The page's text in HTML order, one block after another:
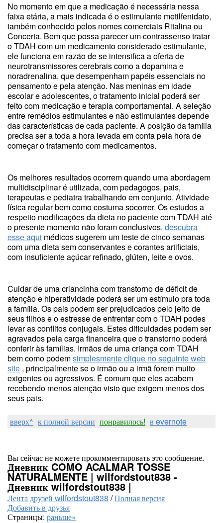
No momento em que a medicação é necessária nessa
faixa etária, a mais indicada é o estimulante metilfenidato,
também conhecido pelos nomes comerciais Ritalina ou
Concerta. Bem que possa parecer um contrassenso tratar
o TDAH com um medicamento considerado estimulante,
ele funciona em razão de se intensifica a oferta de
neurotransmissores cerebrais como a dopamina e
noradrenalina, que desempenham papéis essenciais no
pensamento e pela atenção. Nas meninas em idade
escolar e adolescentes, o tratamento inicial poderá ser
feito com medicação e terapia comportamental. A seleção
entre remédios estimulantes e não estimulantes depende
das características de cada paciente. A posição da família
precisa ser a toda a hora levada em conta pela hora de
começar o tratamento com medicamentos.
Os melhores resultados ocorrem quando uma abordagem
multidisciplinar é utilizada, com pedagogos, pais,
terapeutas e pediatra trabalhando em conjunto. Atividade
física regular bem como costuma socorrer. Os estudos a
respeito modificações da dieta no paciente com TDAH até
o presente momento não foram conclusivos. descubra
esse aqui médicos sugerem um teste de cinco semanas
com uma dieta sem conservantes e corantes artificiais,
com insuficiente açúcar refinado, glúten, leite e ovos.
Cuidar de uma criancinha com transtorno de déficit de
atenção e hiperatividade poderá ser um estímulo pra toda
a família. Os pais podem ser prejudicados pelo jeito de
seus filhos e o estresse de enfrentar com o TDAH podes
levar as conflitos conjugais. Estes dificuldades podem ser
agravados pela carga financeira que o transtorno poderá
conferir às famílias. Irmãos de uma criança com TDAH
bem como podemsimplesmente clique no seguinte web
site , principalmente se o irmão ou a irmã forem muito
exigentes ou agressivos. É comum que eles acabem
recebendo menos atenção visto que exigem menos dos
seus pais.
вверх^ к полной версии понравилось! в evernote
Вы сейчас не можете прокомментировать это сообщение.
Дневник COMO ACALMAR TOSSE
NATURALMENTE | wilfordstout838 -
Дневник wilfordstout838 |
Лента друзей wilfordstout838 /Полная версия
Добавить в друзья
Страницы: раньше»